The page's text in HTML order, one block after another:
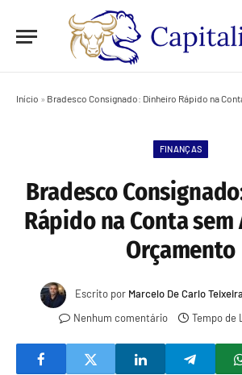
Início » Bradesco Consignado: Dinheiro Rápido na Conta
FINANÇAS
Bradesco
Rápido na Conta
Orçamento
Escrito por Marcelo De Carlo Teixeira
Nenhum comentário
Tempo de